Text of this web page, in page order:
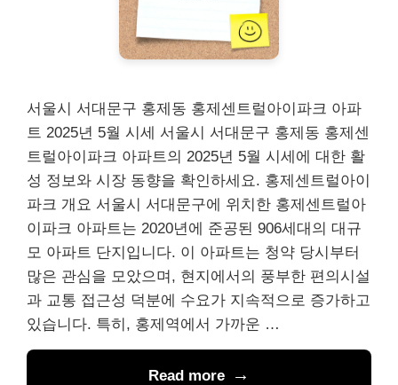
서울시 서대문구 홍제동 홍제센트럴아이파크 아파
트 2025년 5월 시세 서울시 서대문구 홍제동 홍제센
트럴아이파크 아파트의 2025년 5월 시세에 대한 활
성 정보와 시장 동향을 확인하세요. 홍제센트럴아이
파크 개요 서울시 서대문구에 위치한 홍제센트럴아
이파크 아파트는 2020년에 준공된 906세대의 대규
모 아파트 단지입니다. 이 아파트는 청약 당시부터
많은 관심을 모았으며, 현지에서의 풍부한 편의시설
과 교통 접근성 덕분에 수요가 지속적으로 증가하고
있습니다. 특히, 홍제역에서 가까운 …
Read more